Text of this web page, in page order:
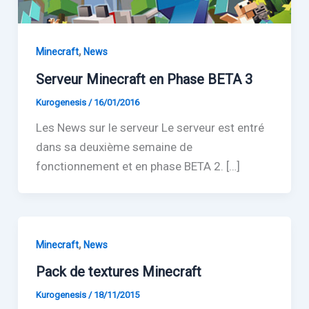
Minecraft, News
Serveur Minecraft en Phase BETA 3
Kurogenesis / 16/01/2016
Les News sur le serveur Le serveur est entré
dans sa deuxième semaine de
fonctionnement et en phase BETA 2. […]
Minecraft,News
Pack de textures Minecraft
Kurogenesis / 18/11/2015